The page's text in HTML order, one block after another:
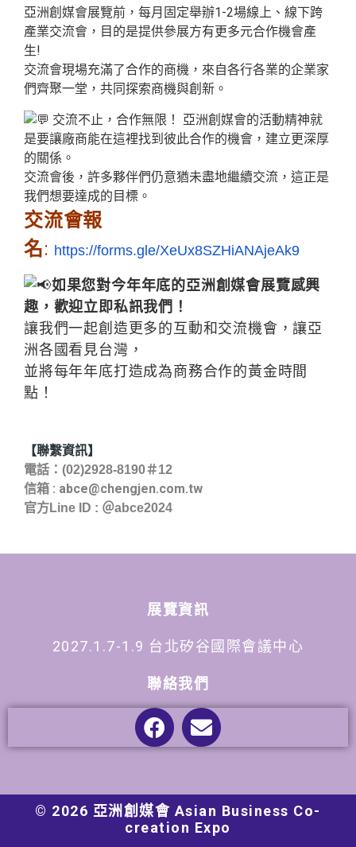
亞洲創媒會展覽前，每月固定舉辦1-2場線上、線下跨
產業交流會，目的是提供參展方有更多元合作機會產
生!
交流會現場充滿了合作的商機，來自各行各業的企業家
們齊聚一堂，共同探索商機與創新。
交流不止，合作無限！ 亞洲創媒會的活動精神就
是要讓廠商能在這裡找到彼此合作的機會，建立更深厚
的關係。
交流會後，許多夥伴們仍意猶未盡地繼續交流，這正是
我們想要達成的目標。
交流會報
名: https://forms.gle/XeUx8SZHiANAjeAk9
如果您對今年年底的亞洲創媒會展覽感興
趣，歡迎立即私訊我們！
讓我們一起創造更多的互動和交流機會，讓亞
洲各國看見台灣，
並將每年年底打造成為商務合作的黃金時間
點！
【聯繫資訊】
電話：(02)2928-8190＃12
信箱 : abce@chengjen.com.tw
官方Line ID : ＠abce2024
展覽資訊
2027.1.7-1.9 台北矽谷國際會議中心
聯絡我們
© 2026 亞洲創媒會 Asian Business Co-
creation Expo